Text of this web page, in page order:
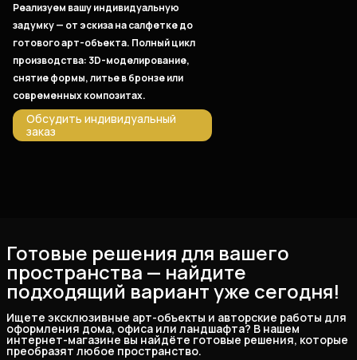
Реализуем вашу индивидуальную
задумку — от эскиза на салфетке до
готового арт-объекта. Полный цикл
производства: 3D-моделирование,
снятие формы, литье в бронзе или
современных композитах.
Обсудить индивидуальный
заказ
Готовые решения для вашего
пространства — найдите
подходящий вариант уже сегодня!
Ищете эксклюзивные арт-объекты и авторские работы для
оформления дома, офиса или ландшафта? В нашем
интернет-магазине вы найдёте готовые решения, которые
преобразят любое пространство.